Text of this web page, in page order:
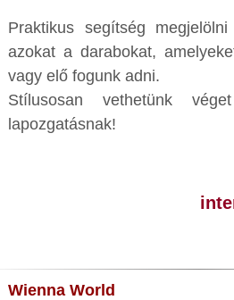
Praktikus segítség
azokat a darabokat,
vagy elő fogunk adni.
Stílusosan vethetünk
lapozgatásnak!
Wienna World